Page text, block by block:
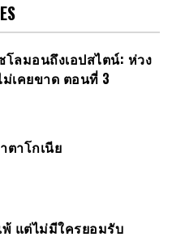
โลมอนถึงเอปสไตน์: ห่วง
เคยขาด ตอนที่ 3
ตาโกเนีย
แต่ไม่มีใครยอมรับ